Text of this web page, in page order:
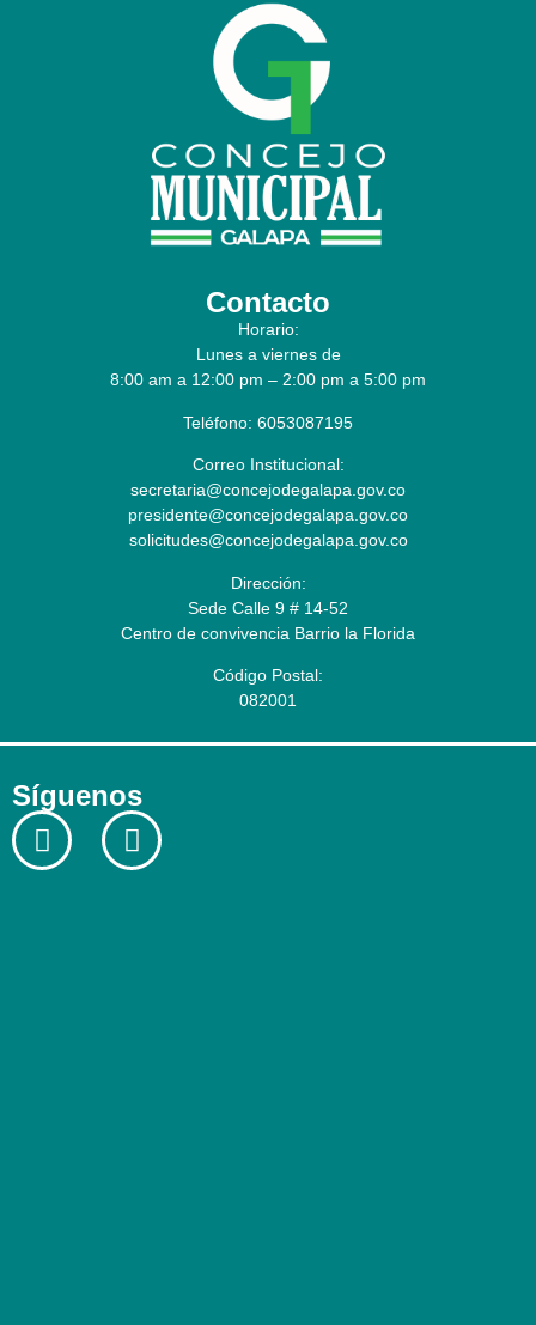
Contacto
Horario:
Lunes a viernes de
8:00 am a 12:00 pm – 2:00 pm a 5:00 pm
Teléfono: 6053087195
Correo Institucional:
secretaria@concejodegalapa.gov.co
presidente@concejodegalapa.gov.co
solicitudes@concejodegalapa.gov.co
Dirección:
Sede Calle 9 # 14-52
Centro de convivencia Barrio la Florida
Código Postal:
082001
Síguenos